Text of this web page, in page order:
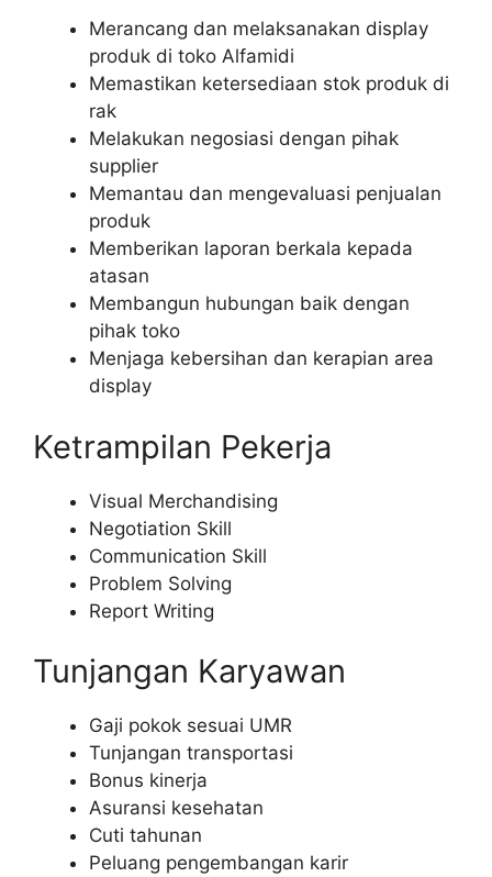
Merancang dan melaksanakan display
produk di toko Alfamidi
Memastikan ketersediaan stok produk di
rak
Melakukan negosiasi dengan pihak
supplier
Memantau dan mengevaluasi penjualan
produk
Memberikan laporan berkala kepada
atasan
Membangun hubungan baik dengan
pihak toko
Menjaga kebersihan dan kerapian area
display
Ketrampilan Pekerja
Visual Merchandising
Negotiation Skill
Communication Skill
Problem Solving
Report Writing
Tunjangan Karyawan
Gaji pokok sesuai UMR
Tunjangan transportasi
Bonus kinerja
Asuransi kesehatan
Cuti tahunan
Peluang pengembangan karir